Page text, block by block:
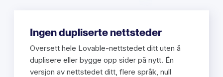
Ingen dupliserte nettsteder
Oversett hele Lovable-nettstedet ditt uten å
duplisere eller bygge opp sider på nytt. Én
versjon av nettstedet ditt, flere språk, null